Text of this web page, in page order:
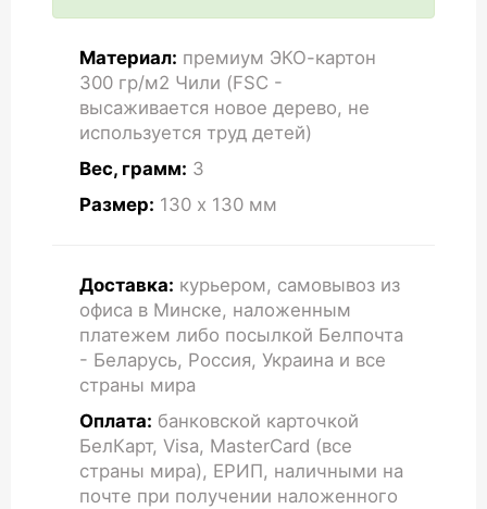
Материал: премиум ЭКО-картон
300 гр/м2 Чили (FSC -
высаживается новое дерево, не
используется труд детей)
Вес, грамм: 3
Размер: 130 x 130 мм
Доставка: курьером, самовывоз из
офиса в Минске, наложенным
платежем либо посылкой Белпочта
- Беларусь, Россия, Украина и все
страны мира
Оплата: банковской карточкой
БелКарт, Visa, MasterCard (все
страны мира), ЕРИП, наличными на
почте при получении наложенного